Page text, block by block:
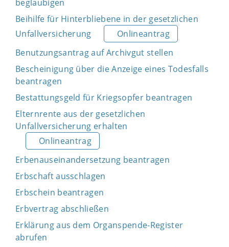
beglaubigen
Beihilfe für Hinterbliebene in der gesetzlichen
Unfallversicherung
Onlineantrag
Benutzungsantrag auf Archivgut stellen
Bescheinigung über die Anzeige eines Todesfalls
beantragen
Bestattungsgeld für Kriegsopfer beantragen
Elternrente aus der gesetzlichen
Unfallversicherung erhalten
Onlineantrag
Erbenauseinandersetzung beantragen
Erbschaft ausschlagen
Erbschein beantragen
Erbvertrag abschließen
Erklärung aus dem Organspende-Register
abrufen